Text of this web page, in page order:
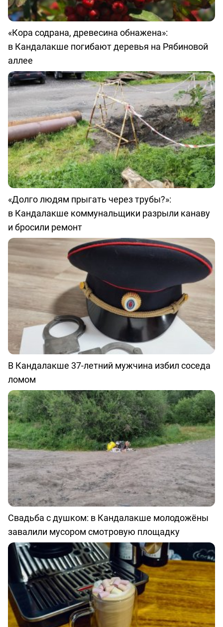
«Кора содрана, древесина обнажена»:
в Кандалакше погибают деревья на Рябиновой
аллее
«Долго людям прыгать через трубы?»:
в Кандалакше коммунальщики разрыли канаву
и бросили ремонт
В Кандалакше 37-летний мужчина избил соседа
ломом
Свадьба с душком: в Кандалакше молодожёны
завалили мусором смотровую площадку